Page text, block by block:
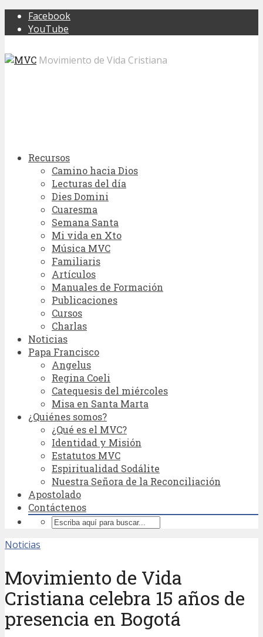
Facebook
YouTube
Movimiento de Vida Cristiana
Recursos
Camino hacia Dios
Lecturas del día
Dies Domini
Cuaresma
Semana Santa
Mi vida en Xto
Música MVC
Familiaris
Artículos
Manuales de Formación
Publicaciones
Cursos
Charlas
Noticias
Papa Francisco
Angelus
Regina Coeli
Catequesis del miércoles
Misa en Santa Marta
¿Quiénes somos?
¿Qué es el MVC?
Identidad y Misión
Estatutos MVC
Espiritualidad Sodálite
Nuestra Señora de la Reconciliación
Apostolado
Contáctenos
Noticias
Movimiento de Vida
Cristiana celebra 15 años de
presencia en Bogotá